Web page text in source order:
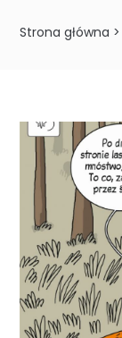
Strona główna